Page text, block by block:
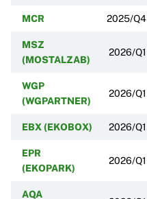
MCR 2025/Q4
MSZ
(MOSTALZAB)
2026/Q1
WGP
(WGPARTNER)
2026/Q1
EBX (EKOBOX) 2026/Q1
EPR
(EKOPARK)
2026/Q1
AQA